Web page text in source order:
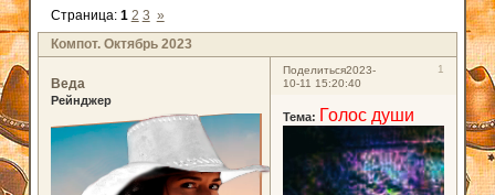
Компот. Октябрь 2023
Страница: 1 2 3 »
Поделиться 1
2023-
10-11 15:20:40
Веда
Рейнджер
Тема: Голос души